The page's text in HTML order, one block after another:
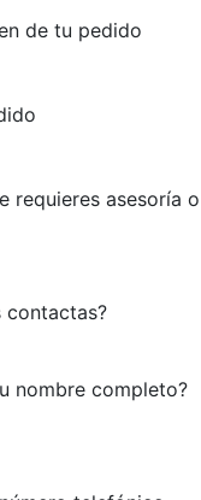
de tu pedido
requieres asesoría o
contactas?
nombre completo?